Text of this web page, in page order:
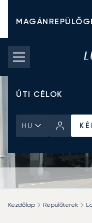
CHARTER ÁRAK
ÚTI CÉLOK
HU
Kezdőlap Repülőterek